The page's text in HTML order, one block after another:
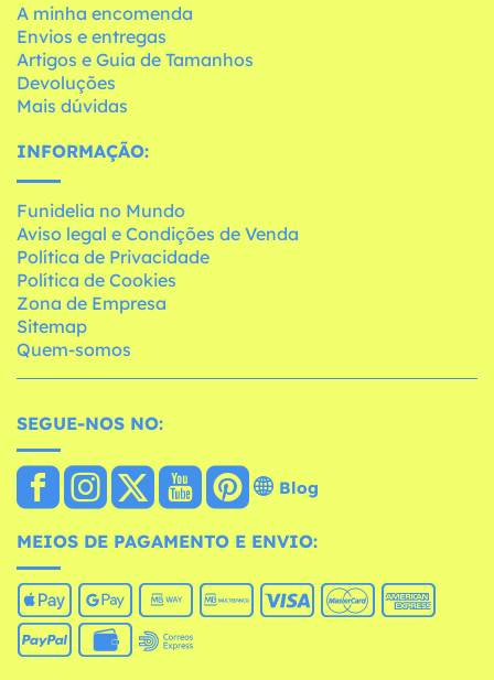
A minha encomenda
Envios e entregas
Artigos e Guia de Tamanhos
Devoluções
Mais dúvidas
INFORMAÇÃO:
Funidelia no Mundo
Aviso legal e Condições de Venda
Política de Privacidade
Política de Cookies
Zona de Empresa
Sitemap
Quem-somos
SEGUE-NOS NO:
Blog
MEIOS DE PAGAMENTO E ENVIO: